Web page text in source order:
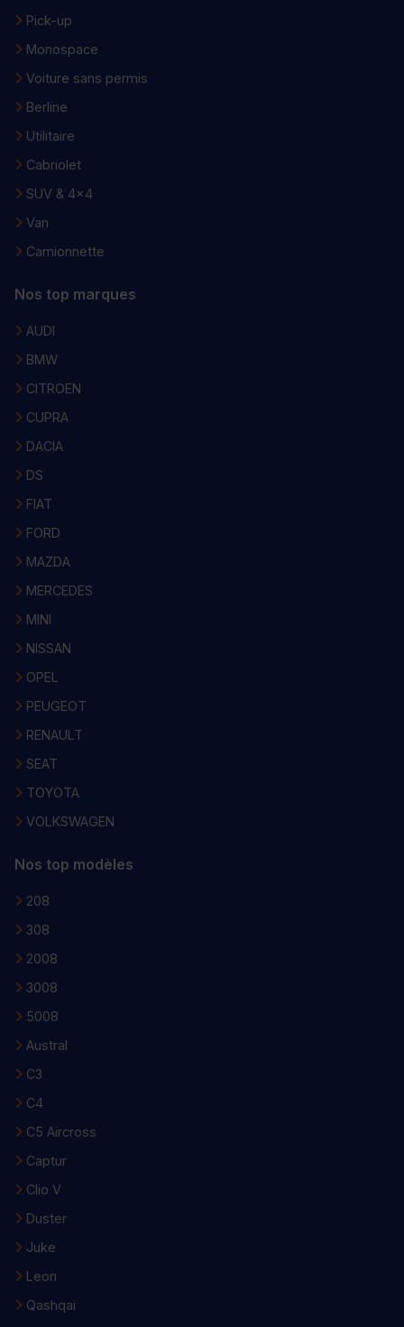
Pick-up
Monospace
Voiture sans permis
Berline
Utilitaire
Cabriolet
SUV & 4x4
Van
Camionnette
Nos top marques
AUDI
BMW
CITROEN
CUPRA
DACIA
DS
FIAT
FORD
MAZDA
MERCEDES
MINI
NISSAN
OPEL
PEUGEOT
RENAULT
SEAT
TOYOTA
VOLKSWAGEN
Nos top modèles
208
308
2008
3008
5008
Austral
C3
C4
C5 Aircross
Captur
Clio V
Duster
Juke
Leon
Qashqai